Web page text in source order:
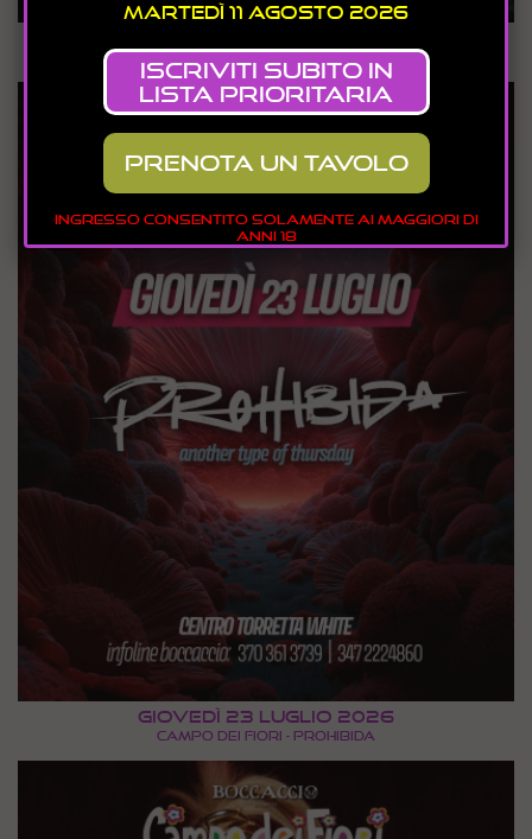
CAMPO DEI FIORI - WAVE
Giovedì 23 Luglio 2026
CAMPO DEI FIORI - PROHIBIDA
Martedì 11 Agosto 2026
Iscriviti SUBITO in
lista prioritaria
prenota un tavolo
INGRESSO CONSENTITO SOLAMENTE AI MAGGIORI DI
ANNI 18